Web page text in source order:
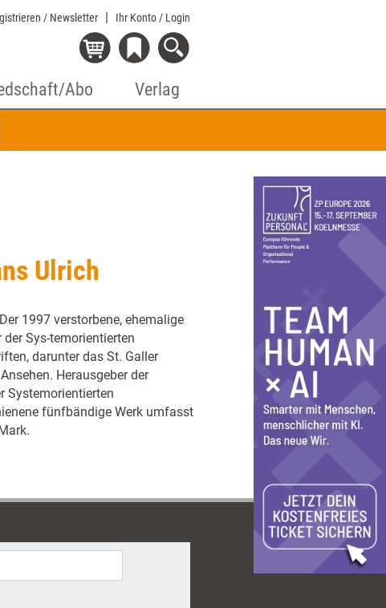
/ Newsletter Ihr Konto / Login
Abo Verlag
Ulrich
1997 verstorbene, ehemalige
Sys-temorientierten
darunter das St. Galler
Herausgeber der
Systemorientierten
fünfbändige Werk umfasst